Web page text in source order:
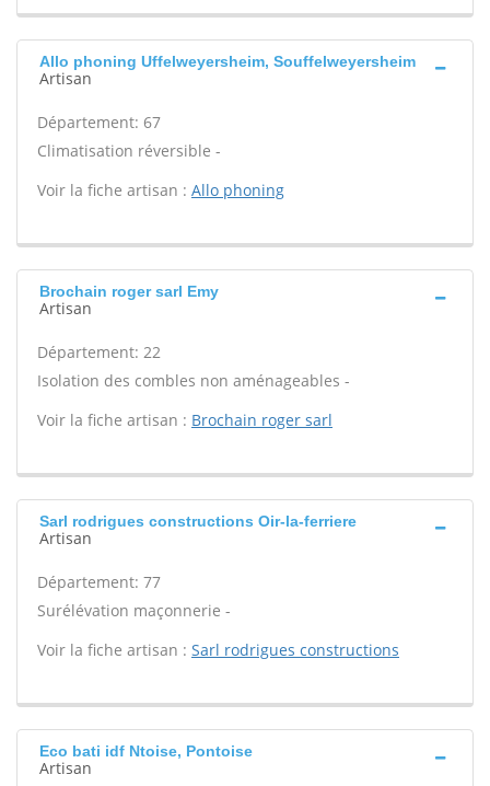
Allo phoning Uffelweyersheim, Souffelweyersheim
Artisan
Département: 67
Climatisation réversible -
Voir la fiche artisan : Allo phoning
Brochain roger sarl Emy
Artisan
Département: 22
Isolation des combles non aménageables -
Voir la fiche artisan : Brochain roger sarl
Sarl rodrigues constructions Oir-la-ferriere
Artisan
Département: 77
Surélévation maçonnerie -
Voir la fiche artisan : Sarl rodrigues constructions
Eco bati idf Ntoise, Pontoise
Artisan